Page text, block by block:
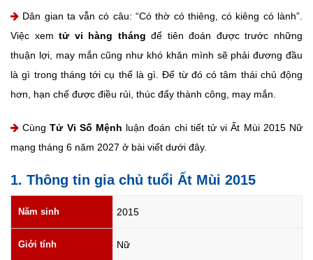
Dân gian ta vẫn có câu: “Có thờ có thiêng, có kiêng có lành”.
Việc xemtử vi hàng tháng để tiên đoán được trước những
thuận lợi, may mắn cũng như khó khăn mình sẽ phải đương đầu
là gì trong tháng tới cụ thể là gì. Để từ đó có tâm thái chủ động
hơn, hạn chế được điều rủi, thúc đẩy thành công, may mắn.
CùngTử Vi Số Mệnh luận đoán chi tiết tử vi Ất Mùi 2015 Nữ
mạng tháng 6 năm 2027 ở bài viết dưới đây.
1. Thông tin gia chủ tuổi Ất Mùi 2015
Năm sinh 2015
Giới tính Nữ